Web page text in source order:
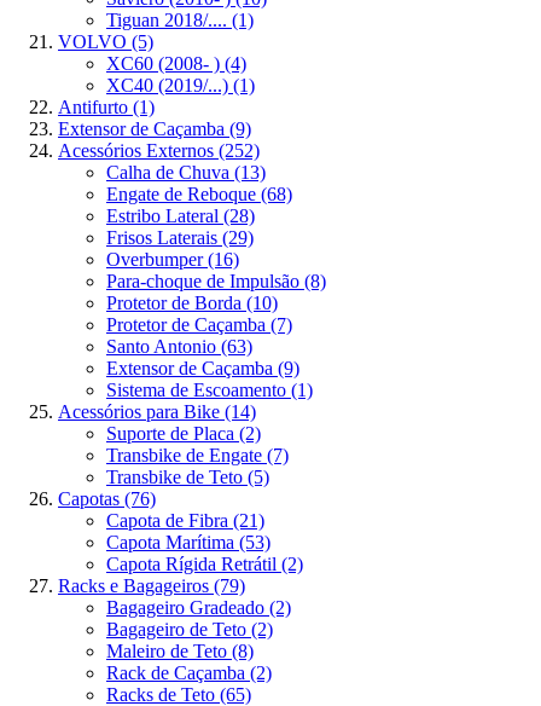
Tiguan 2018/.... (1)
VOLVO (5)
XC60 (2008- ) (4)
XC40 (2019/...) (1)
Antifurto (1)
Extensor de Caçamba (9)
Acessórios Externos (252)
Calha de Chuva (13)
Engate de Reboque (68)
Estribo Lateral (28)
Frisos Laterais (29)
Overbumper (16)
Para-choque de Impulsão (8)
Protetor de Borda (10)
Protetor de Caçamba (7)
Santo Antonio (63)
Extensor de Caçamba (9)
Sistema de Escoamento (1)
Acessórios para Bike (14)
Suporte de Placa (2)
Transbike de Engate (7)
Transbike de Teto (5)
Capotas (76)
Capota de Fibra (21)
Capota Marítima (53)
Capota Rígida Retrátil (2)
Racks e Bagageiros (79)
Bagageiro Gradeado (2)
Bagageiro de Teto (2)
Maleiro de Teto (8)
Rack de Caçamba (2)
Racks de Teto (65)